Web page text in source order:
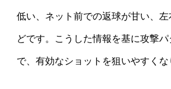
低い、ネット前での返球が甘い、
どです。こうした情報を基に攻撃
で、有効なショットを狙いやすくな